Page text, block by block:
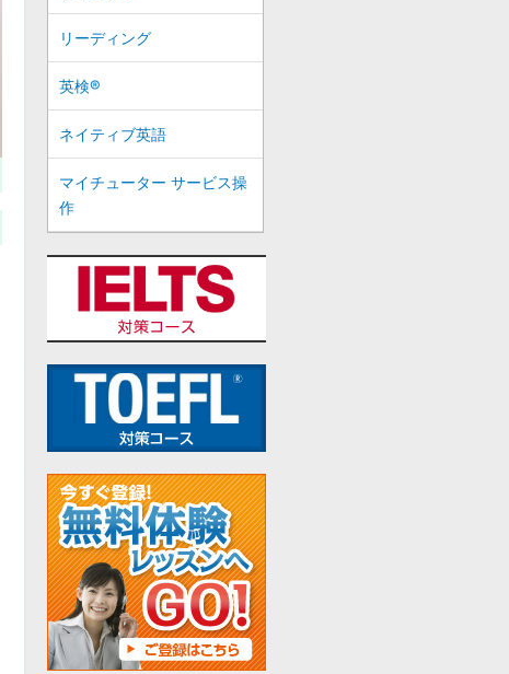
リーディング
英検®
ネイティブ英語
マイチューター サービス操
作